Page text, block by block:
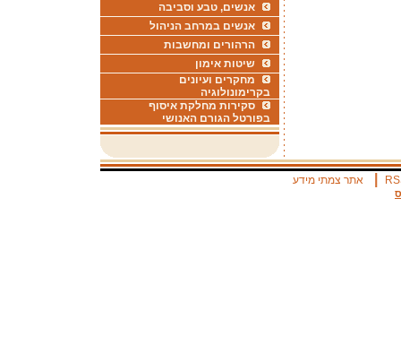
אנשים, טבע וסביבה
אנשים במרחב הניהול
הרהורים ומחשבות
שיטות אימון
מחקרים ועיונים
בקרימונולוגיה
סקירות מחלקת איסוף
בפורטל הגורם האנושי
אתר צמתי מידע